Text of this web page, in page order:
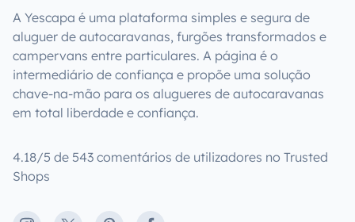
A Yescapa é uma plataforma simples e segura de
aluguer de autocaravanas, furgões transformados e
campervans entre particulares. A página é o
intermediário de confiança e propõe uma solução
chave-na-mão para os alugueres de autocaravanas
em total liberdade e confiança.
4.18/5 de 543 comentários de utilizadores no Trusted
Shops